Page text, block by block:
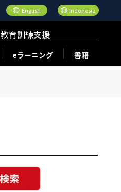
English Indonesia
教育訓練支援
eラーニング 書籍